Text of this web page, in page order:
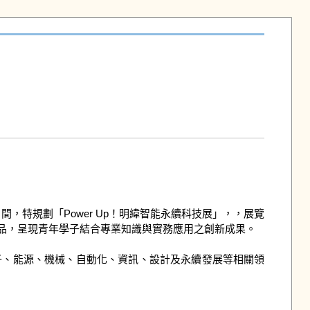
，特規劃「Power Up！明緯智能永續科技展」，，展覽
呈現青年學子結合專業知識與實務應用之創新成果。
能源、機械、自動化、資訊、設計及永續發展等相關領